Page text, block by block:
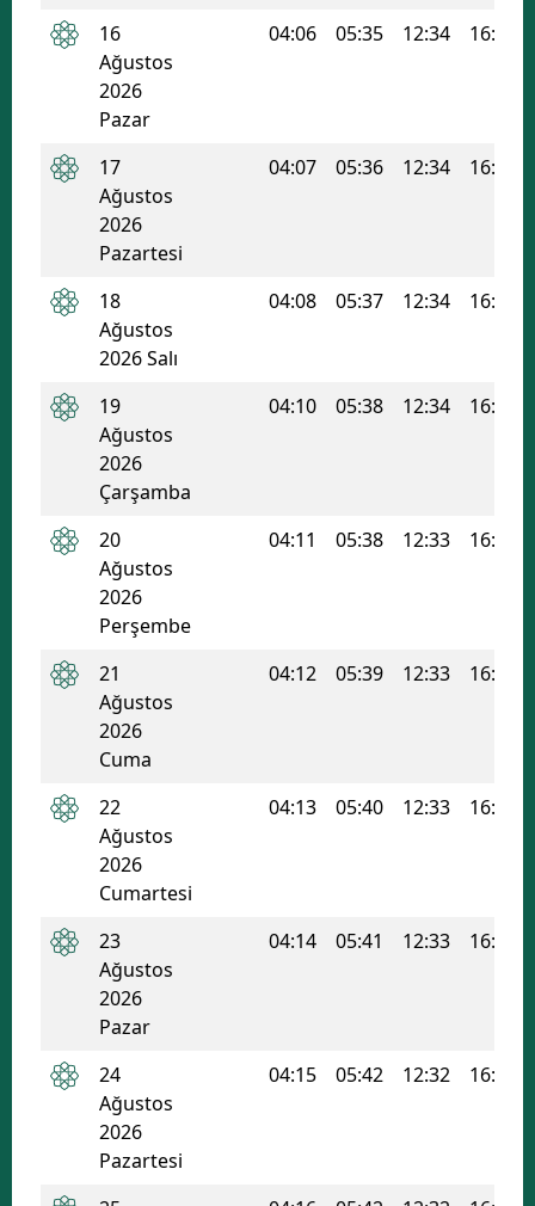
Kocaeli
Malatya
Muş
Sakarya
Sinop
Tokat
Van
16
Ağustos
2026
Pazar
04:06 05:35 12:34 16:19
17
Ağustos
2026
Pazartesi
04:07 05:36 12:34 16:18
18
Ağustos
2026 Salı
04:08 05:37 12:34 16:18
19
Ağustos
2026
Çarşamba
04:10 05:38 12:34 16:17
20
Ağustos
2026
Perşembe
04:11 05:38 12:33 16:17
21
Ağustos
2026
Cuma
04:12 05:39 12:33 16:16
22
Ağustos
2026
Cumartesi
04:13 05:40 12:33 16:15
23
Ağustos
2026
Pazar
04:14 05:41 12:33 16:15
24
Ağustos
2026
Pazartesi
04:15 05:42 12:32 16:14